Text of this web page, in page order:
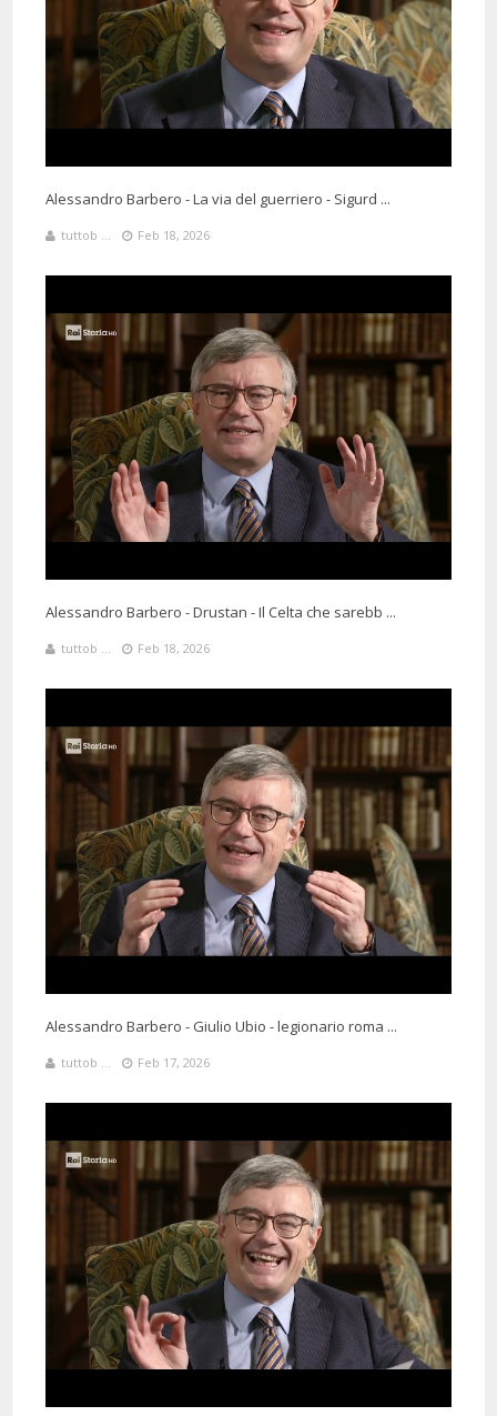
@HC29-92Said: 4 Months 11 Days 5 Hours 17 Minutes ago
Inizialmente avevo letto “Siamo tutti meridionali” 🤣
@budvanbeyesten7487Said: 4 Months 123 Hours 26 Minutes ago
Inquietante l'immagine che fa da sfondo
medioevo e scrive di un girone apposta per noi.
Alessandro Barbero - La via del guerriero - Sigurd ...
tuttob ... Feb 18, 2026
Alessandro Barbero - Drustan - Il Celta che sarebb ...
tuttob ... Feb 18, 2026
Alessandro Barbero - Giulio Ubio - legionario roma ...
tuttob ... Feb 17, 2026